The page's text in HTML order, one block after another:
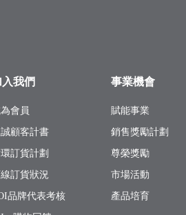
我們
會員
顧客計書
訂貨計劃
訂貨狀況
品牌代表考核
事業機會
賦能事業
銷售獎勵計劃
尊榮獎勵
市場活動
產品培育